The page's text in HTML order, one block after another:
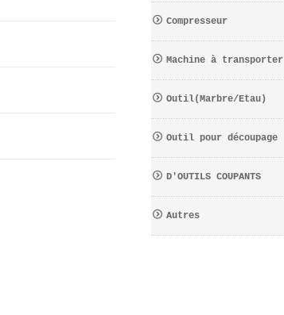
Compresseur
Machine à transporter
Outil(Marbre/Etau)
Outil pour découpage
D′OUTILS COUPANTS
Autres